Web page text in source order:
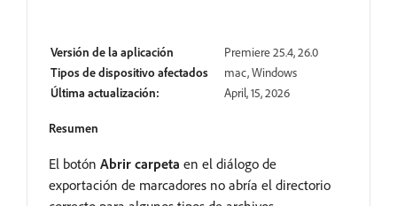
Versión de la aplicación
Premiere 25.4, 26.0
Tipos de dispositivo afectados
mac, Windows
Última actualización:
April, 15, 2026
Resumen
El botón Abrir carpeta en el diálogo de
exportación de marcadores no abría el directorio